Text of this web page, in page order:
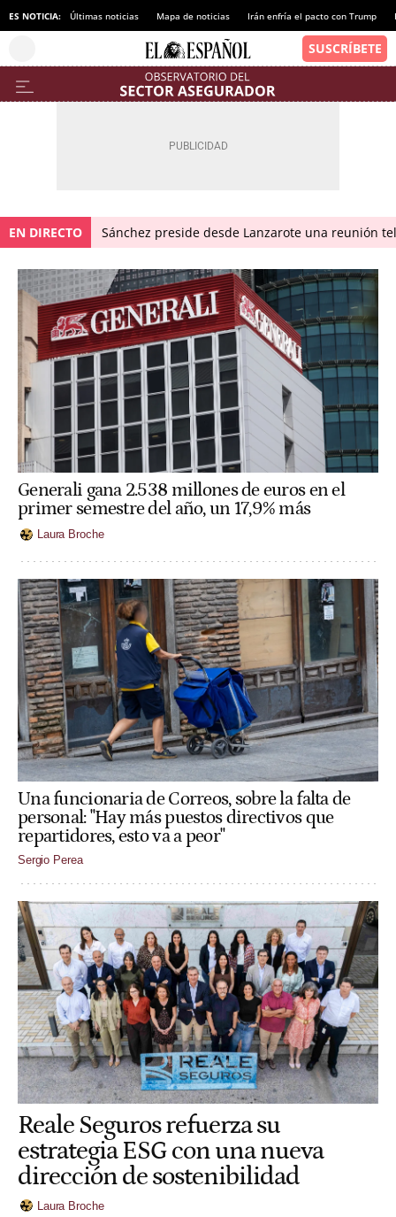
ES NOTICIA: Últimas noticias Mapa de noticias Irán enfría el pacto con Trump
EN DIRECTO Sánchez preside desde Lanzarote una reunión
Generali gana 2.538 millones de euros en el
primer semestre del año, un 17,9% más
Laura Broche
Una funcionaria de Correos, sobre la falta de
personal: "Hay más puestos directivos que
repartidores, esto va a peor"
Sergio Perea
Reale Seguros refuerza su
estrategia ESG con una nueva
dirección de sostenibilidad
Laura Broche